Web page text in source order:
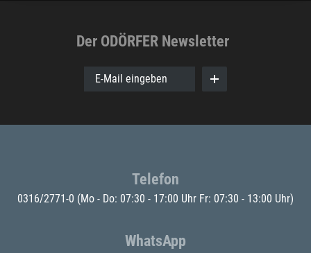
Der ODÖRFER Newsletter
E-Mail eingeben
Telefon
0316/2771-0 (Mo - Do: 07:30 - 17:00 Uhr Fr: 07:30 - 13:00 Uhr)
WhatsApp